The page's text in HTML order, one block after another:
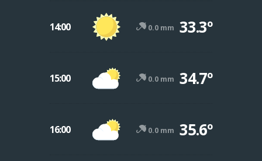
14:00 0.0 mm 33.3º
15:00 0.0 mm 34.7º
16:00 0.0 mm 35.6º